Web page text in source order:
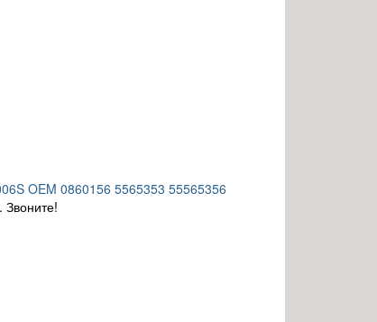
OEM 0860156 5565353 55565356
Звоните!